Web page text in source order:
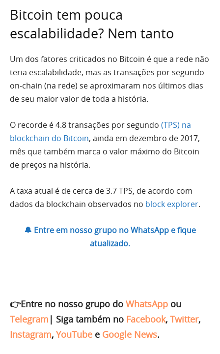
Bitcoin tem pouca
escalabilidade? Nem tanto
Um dos fatores criticados no Bitcoin é que a rede não
teria escalabilidade, mas as transações por segundo
on-chain (na rede) se aproximaram nos últimos dias
de seu maior valor de toda a história.
O recorde é 4.8 transações por segundo (TPS) na
blockchain do Bitcoin, ainda em dezembro de 2017,
mês que também marca o valor máximo do Bitcoin
de preços na história.
A taxa atual é de cerca de 3.7 TPS, de acordo com
dados da blockchain observados no block explorer.
🔔 Entre em nosso grupo no WhatsApp e fique
atualizado.
👉Entre no nosso grupo do WhatsApp ou
Telegram | Siga também no Facebook, Twitter,
Instagram, YouTube e Google News.